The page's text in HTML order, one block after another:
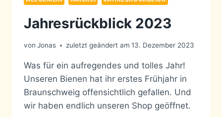
Jahresrückblick 2023
von Jonas zuletzt geändert am 13. Dezember 2023
Was für ein aufregendes und tolles Jahr!
Unseren Bienen hat ihr erstes Frühjahr in
Braunschweig offensichtlich gefallen. Und
wir haben endlich unseren Shop geöffnet.